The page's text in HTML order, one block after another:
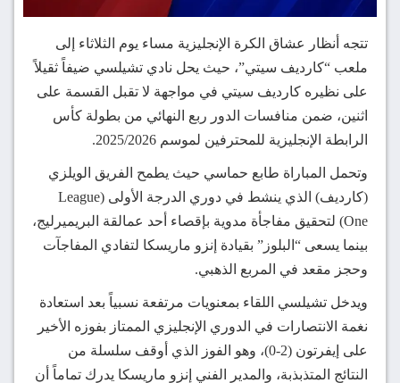
تتجه أنظار عشاق الكرة الإنجليزية مساء يوم الثلاثاء إلى
ملعب “كارديف سيتي”، حيث يحل نادي تشيلسي ضيفاً ثقيلاً
على نظيره كارديف سيتي في مواجهة لا تقبل القسمة على
اثنين، ضمن منافسات الدور ربع النهائي من بطولة كأس
الرابطة الإنجليزية للمحترفين لموسم 2025/2026.
وتحمل المباراة طابع حماسي حيث يطمح الفريق الويلزي
(كارديف) الذي ينشط في دوري الدرجة الأولى (League
One) لتحقيق مفاجأة مدوية بإقصاء أحد عمالقة البريميرليج،
بينما يسعى “البلوز” بقيادة إنزو ماريسكا لتفادي المفاجآت
وحجز مقعد في المربع الذهبي.
ويدخل تشيلسي اللقاء بمعنويات مرتفعة نسبياً بعد استعادة
نغمة الانتصارات في الدوري الإنجليزي الممتاز بفوزه الأخير
على إيفرتون (2-0)، وهو الفوز الذي أوقف سلسلة من
النتائج المتذبذبة، والمدير الفني إنزو ماريسكا يدرك تماماً أن